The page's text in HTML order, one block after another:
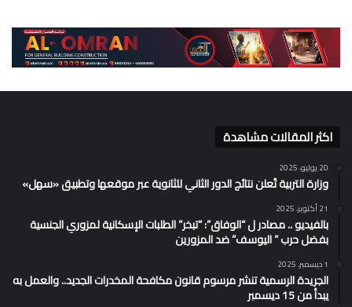
اكثر المقالات مشاهدة
20 يوليو، 2025
وزارة التربية تُعلن نتائج الدور الثاني للثانوية عبر موقعها وتطبيق «سهل»
21 أكتوبر، 2025
بالفيديو .. مصادر ل “الوفاق”: “تبخر” الطلبات الإسكانية لمزوري الجنسية
بفضل حرب ” اليوسف” ضد المزورين
1 ديسمبر، 2025
الجريدة الرسمية تنشر مرسوم قانون مكافحة المخدرات الجديد.. والعمل به
يبدأ من 15 ديسمبر